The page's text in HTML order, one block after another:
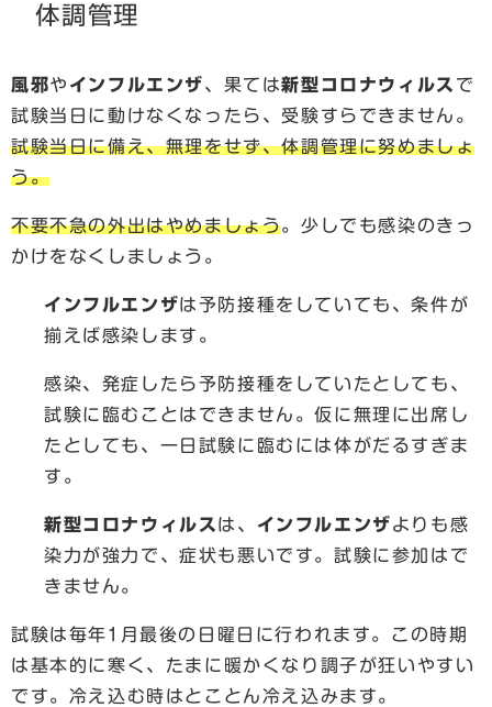
体調管理
風邪や インフルエンザ、果ては新型コロナウィルス で
試験当日に動けなくなったら、受験すらできません。
試験当日に備え、無理をせず、体調管理に努めましょ
う。
不要不急の外出はやめましょう。少しでも感染のきっ
かけをなくしましょう。
インフルエンザは予防接種をしていても、条件が
揃えば感染します。
感染、発症したら予防接種をしていたとしても、
試験に臨むことはできません。仮に無理に出席し
たとしても、一日試験に臨むには体がだるすぎま
す。
新型コロナウィルス は、 インフルエンザよりも感
染力が強力で、症状も悪いです。試験に参加はで
きません。
試験は毎年1月最後の日曜日に行われます。この時期
は基本的に寒く、たまに暖かくなり調子が狂いやすい
です。冷え込む時はとことん冷え込みます。